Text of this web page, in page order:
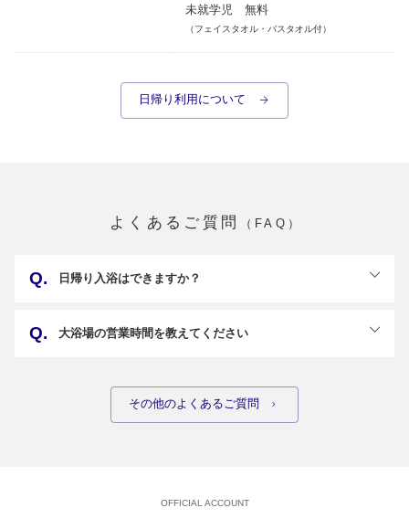
未就学児 無料
（フェイスタオル・バスタオル付）
日帰り利用について
よくあるご質問 （FAQ）
日帰り入浴はできますか？
受付時間 13:00～20:00
フェイスタオル・バスタオル付き
館内のご利用は入館より120分とさせていただきます。
なお、西伊豆町、松崎町にお住いの方は身分証明書をご提示
大浴場の営業時間を教えてください
・展望大浴場・露天風呂 5:00～9:30 / 11:30～25:00
・サウナ 7:00～9:00 / 14:00～22:00
・ジェットバス 6:00～9:30 / 15:00～22:00
その他のよくあるご質問
OFFICIAL ACCOUNT